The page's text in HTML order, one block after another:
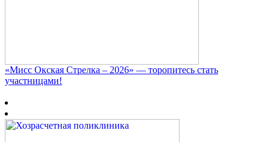
«Мисс Окская Стрелка – 2026» — торопитесь стать
участницами!